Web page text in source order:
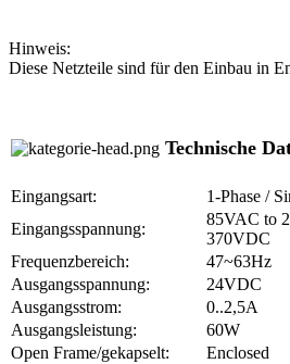
Hinweis:
Diese Netzteile sind für den Einbau in
Technische
Eingangsart:
1-Phase /
Eingangsspannung:
85VAC to
370VDC
Frequenzbereich:
47~63Hz
Ausgangsspannung:
24VDC
Ausgangsstrom:
0..2,5A
Ausgangsleistung:
60W
Open Frame/gekapselt:
Enclosed